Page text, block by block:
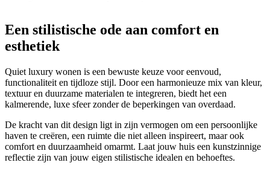
Een stilistische ode aan comfort en
esthetiek
Quiet luxury wonen is een bewuste keuze voor eenvoud,
functionaliteit en tijdloze stijl. Door een harmonieuze mix van kleur,
textuur en duurzame materialen te integreren, biedt het een
kalmerende, luxe sfeer zonder de beperkingen van overdaad.
De kracht van dit design ligt in zijn vermogen om een persoonlijke
haven te creëren, een ruimte die niet alleen inspireert, maar ook
comfort en duurzaamheid omarmt. Laat jouw huis een kunstzinnige
reflectie zijn van jouw eigen stilistische idealen en behoeftes.